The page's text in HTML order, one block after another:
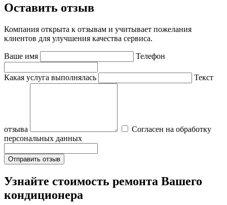
Оставить отзыв
Компания открыта к отзывам и учитывает пожелания
клиентов для улучшения качества сервиса.
Ваше имя Телефон
Какая услуга выполнялась Текст
отзыва
Согласен на обработку
персональных данных
Отправить отзыв
Узнайте стоимость ремонта Вашего
кондиционера